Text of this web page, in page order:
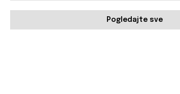
Pogledajte sve